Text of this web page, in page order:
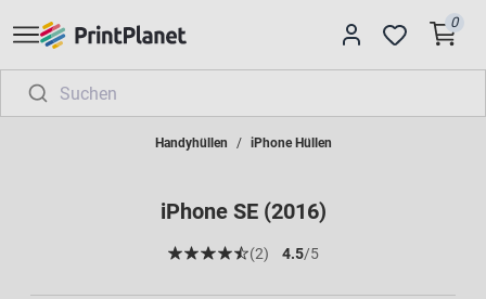
0
Handyhüllen iPhone Hüllen
iPhone SE (2016)
(2) 4.5/5